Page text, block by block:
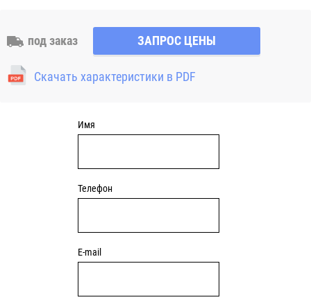
обозначением 2RS 2RS1 2RSH 2RSR имеют с обеих сторон
контактные уплотнения из бутадиен-нитрильного каучука
(NBR) и пригодны для средних частот вращения. Также
поставляются подшипники с бесконтактными
под заказ ЗАПРОС ЦЕНЫ
Скачать характеристики в PDF
Имя
Телефон
E-mail